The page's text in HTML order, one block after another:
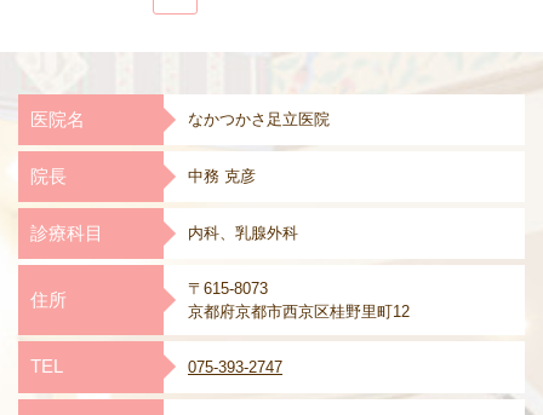
医院名 なかつかさ足立医院
院長 中務 克彦
診療科目 内科、乳腺外科
住所
〒615-8073
京都府京都市西京区桂野里町12
TEL 075-393-2747